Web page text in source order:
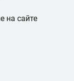
на сайте